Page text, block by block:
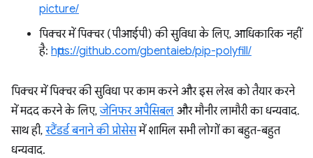
picture/
पिक्चर में पिक्चर (पीआईपी) की सुविधा के लिए, आधिकारिक नहीं
है: https://github.com/gbentaieb/pip-polyfill/
पिक्चर में पिक्चर की सुविधा पर काम करने और इस लेख को तैयार करने
में मदद करने के लिए,जेनिफर अपैसिबल और मौनीर लामौरी का धन्यवाद.
साथ ही, स्टैंडर्ड बनाने की प्रोसेसमें शामिल सभी लोगों का बहुत-बहुत
धन्यवाद.